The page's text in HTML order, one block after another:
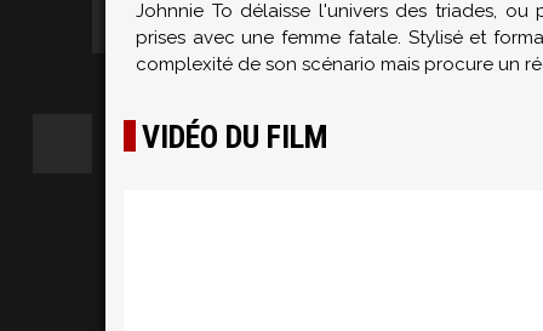
Johnnie To délaisse l'univers des triades,
prises avec une femme fatale. Stylisé et
complexité de son scénario mais procure un
VIDÉO DU FILM